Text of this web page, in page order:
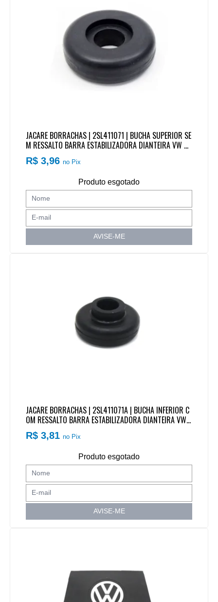
JACARE BORRACHAS | 2SL411071 | BUCHA SUPERIOR SE
M RESSALTO BARRA ESTABILIZADORA DIANTEIRA VW CA
MINHAO/ONIBUS
R$ 3,96no Pix
Produto esgotado
AVISE-ME
JACARE BORRACHAS | 2SL411071A | BUCHA INFERIOR C
OM RESSALTO BARRA ESTABILIZADORA DIANTEIRA VW
CAMINHAO/ONIBUS
R$ 3,81no Pix
Produto esgotado
AVISE-ME